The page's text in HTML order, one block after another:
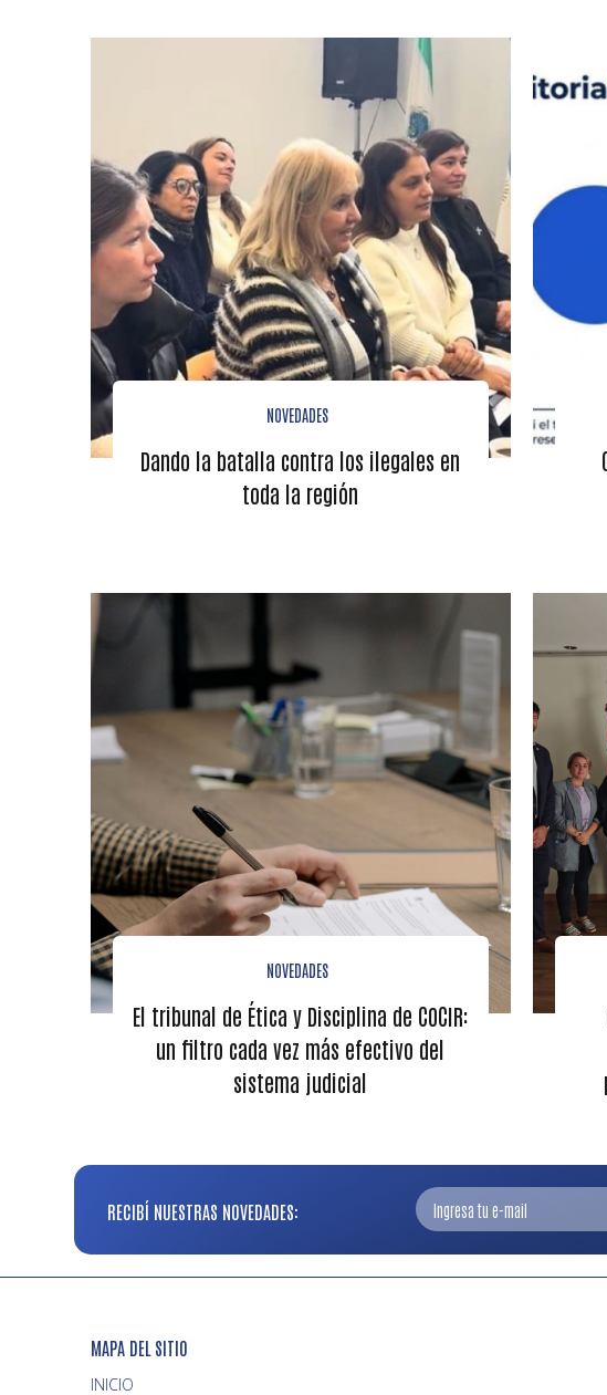
NOVEDADES
Dando la batalla contra los ilegales en
toda la región
NOVEDADES
El tribunal de Ética y Disciplina de COCIR:
un filtro cada vez más efectivo del
sistema judicial
RECIBÍ NUESTRAS NOVEDADES:
MAPA DEL SITIO
INICIO